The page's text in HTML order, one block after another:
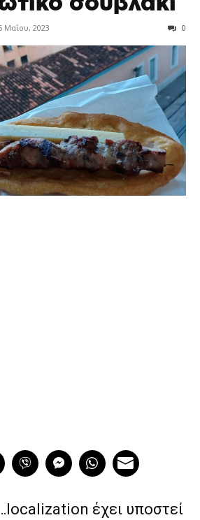
Μαΐου, 2023 0
έχει υποστεί